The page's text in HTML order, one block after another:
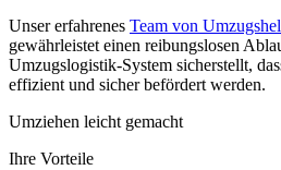
Unser erfahrenes Team von
gewährleistet einen reibungslosen
Umzugslogistik-System sicherstellt,
effizient und sicher befördert werden.
Umziehen leicht gemacht
Ihre Vorteile